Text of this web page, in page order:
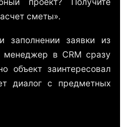
сметы».
заявки из
менеджер в CRM сразу
объект заинтересовал
диалог с предметных